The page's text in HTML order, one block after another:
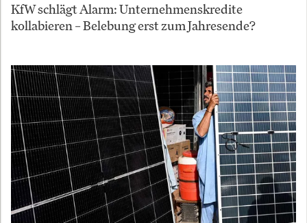
KfW schlägt Alarm: Unternehmenskredite
kollabieren – Belebung erst zum Jahresende?